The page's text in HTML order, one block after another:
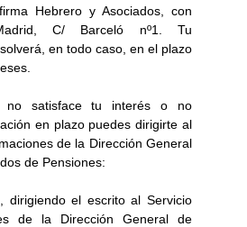
Hebrero y Asociados, con
C/ Barceló nº1. Tu
en todo caso, en el plazo
no satisface tu interés o no
en plazo puedes dirigirte al
de la Dirección General
de Pensiones:
dirigiendo el escrito al Servicio
de la Dirección General de